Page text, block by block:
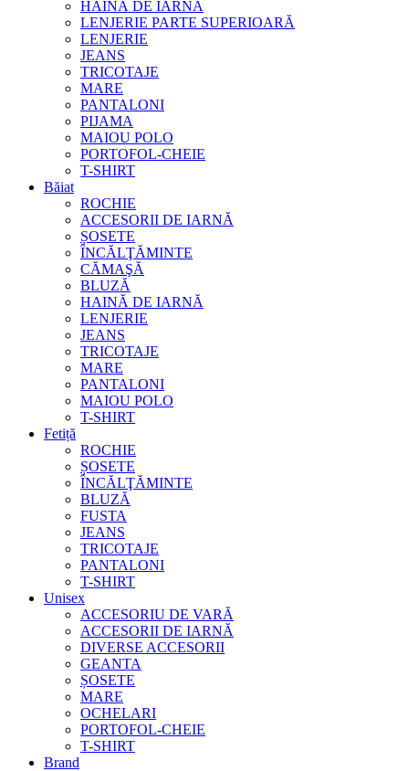
HAINĂ DE IARNĂ
LENJERIE PARTE SUPERIOARĂ
LENJERIE
JEANS
TRICOTAJE
MARE
PANTALONI
PIJAMA
MAIOU POLO
PORTOFOL-CHEIE
T-SHIRT
Băiat
ROCHIE
ACCESORII DE IARNĂ
ȘOSETE
ÎNCĂLŢĂMINTE
CĂMAŞĂ
BLUZĂ
HAINĂ DE IARNĂ
LENJERIE
JEANS
TRICOTAJE
MARE
PANTALONI
MAIOU POLO
T-SHIRT
Fetiță
ROCHIE
ȘOSETE
ÎNCĂLŢĂMINTE
BLUZĂ
FUSTA
JEANS
TRICOTAJE
PANTALONI
T-SHIRT
Unisex
ACCESORIU DE VARĂ
ACCESORII DE IARNĂ
DIVERSE ACCESORII
GEANTA
ȘOSETE
MARE
OCHELARI
PORTOFOL-CHEIE
T-SHIRT
Brand